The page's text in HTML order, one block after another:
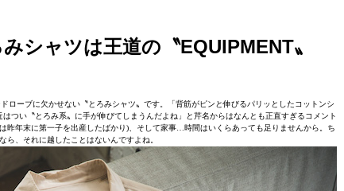
シャツは王道の〝EQUIPMENT〟
ローブに欠かせない〝とろみシャツ〟です。「背筋がピンと伸びるパリッとしたコットンシ
つい〝とろみ系〟に手が伸びてしまうんだよね」と芹名からはなんとも正直すぎるコメント
年末に第一子を出産したばかり)、そして家事…時間はいくらあっても足りませんから。ち
ら、それに越したことはないんですよね。